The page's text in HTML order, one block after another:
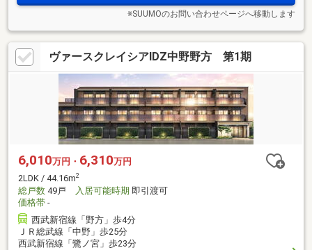
※SUUMOのお問い合わせページへ移動します
ヴァースクレイシアIDZ中野野方 第1期
6,010万円・ 6,310万円
2LDK / 44.16m2
総戸数 49戸 入居可能時期 即引渡可
価格帯 -
西武新宿線「野方」歩4分
ＪＲ総武線「中野」歩25分
西武新宿線「鷺ノ宮」歩23分